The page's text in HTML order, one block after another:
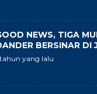
NEWS, TIGA
BERSINAR DI
tahun yang lalu